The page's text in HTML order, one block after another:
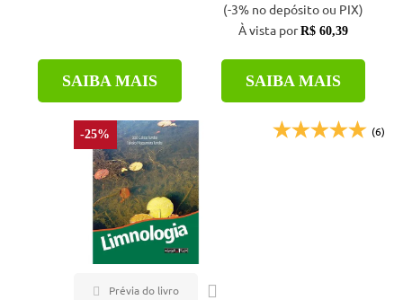
SAIBA MAIS
(-3% no depósito ou PIX)
À vista porR$ 60,39
SAIBA MAIS
-25% (6)